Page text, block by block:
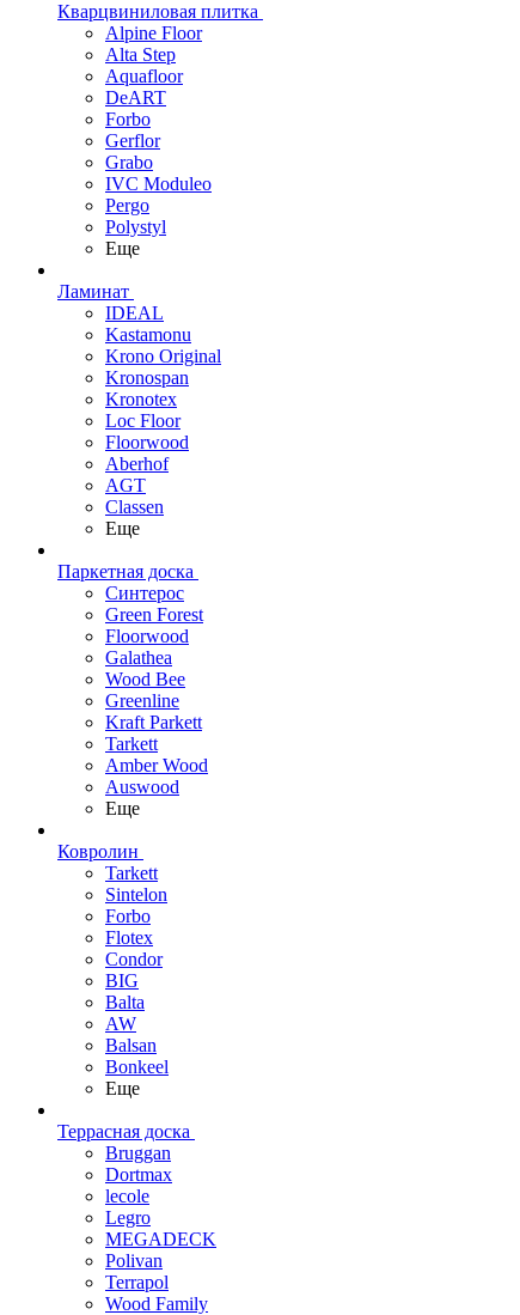
Кварцвиниловая плитка
Alpine Floor
Alta Step
Aquafloor
DeART
Forbo
Gerflor
Grabo
IVC Moduleo
Pergo
Polystyl
Еще
Ламинат
IDEAL
Kastamonu
Krono Original
Kronospan
Kronotex
Loc Floor
Floorwood
Aberhof
AGT
Classen
Еще
Паркетная доска
Синтерос
Green Forest
Floorwood
Galathea
Wood Bee
Greenline
Kraft Parkett
Tarkett
Amber Wood
Auswood
Еще
Ковролин
Tarkett
Sintelon
Forbo
Flotex
Condor
BIG
Balta
AW
Balsan
Bonkeel
Еще
Террасная доска
Bruggan
Dortmax
lecole
Legro
MEGADECK
Polivan
Terrapol
Wood Family